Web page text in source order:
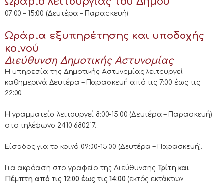
07:00 – 15:00 (Δευτέρα – Παρασκευή)
Ωράρια εξυπηρέτησης και υποδοχής
κοινού
Διεύθυνση Δημοτικής Αστυνομίας
Η υπηρεσία της Δημοτικής Αστυνομίας λειτουργεί
καθημερινά Δευτέρα – Παρασκευή από τις 7:00 έως τις
22:00.
H γραμματεία λειτουργεί 8:00-15:00 (Δευτέρα – Παρασκευή)
στο τηλέφωνο 2410 680217.
Είσοδος για το κοινό 09:00-15:00 (Δευτέρα – Παρασκευή).
Για ακρόαση στο γραφείο της Διεύθυνσης Τρίτη και
Πέμπτη από τις 12:00 έως τις 14:00 (εκτός εκτάκτων